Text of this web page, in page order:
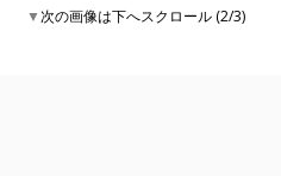
▼次の画像は下へスクロール (2/3)